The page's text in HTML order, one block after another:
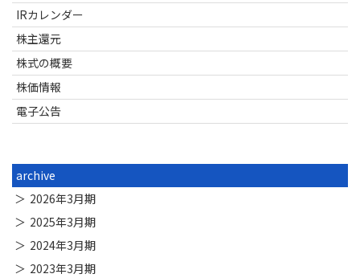
IRカレンダー
株主還元
株式の概要
株価情報
電子公告
archive
2026年3月期
2025年3月期
2024年3月期
2023年3月期